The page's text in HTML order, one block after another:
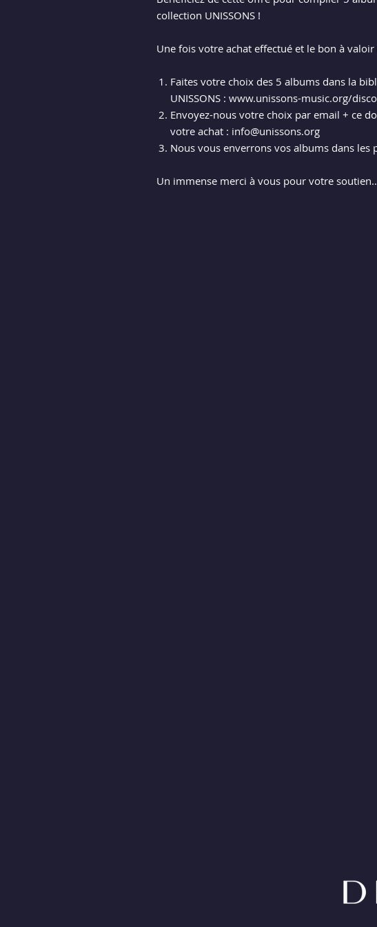
collection UNISSONS !
Une fois votre achat effectué et le bon à valoir
Faites votre choix des 5 albums dans la
UNISSONS : www.unissons-music.org/
Envoyez-nous votre choix par email + ce
votre achat : info@unissons.org
Nous vous enverrons vos albums dans les
Un immense merci à vous pour votre